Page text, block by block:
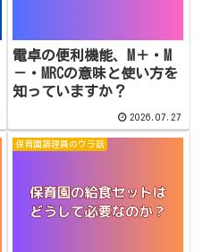
電卓の便利機能、M＋・M
－・MRCの意味と使い方を
知っていますか？
2026.07.27
保育園調理員のウラ話